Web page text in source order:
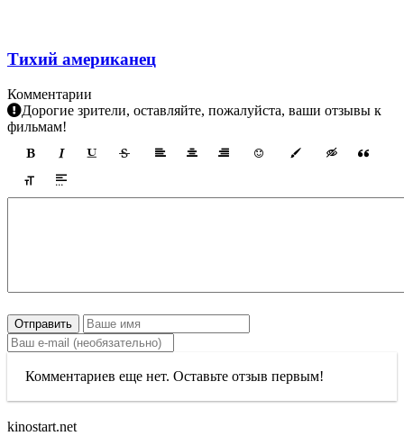
Тихий американец
Комментарии
Дорогие зрители, оставляйте, пожалуйста, ваши отзывы к
фильмам!
Отправить
Комментариев еще нет. Оставьте отзыв первым!
kinostart.net